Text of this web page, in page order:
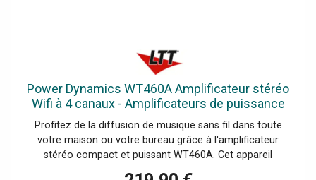
Power Dynamics WT460A Amplificateur stéréo
Wifi à 4 canaux - Amplificateurs de puissance
multicanaux
Profitez de la diffusion de musique sans fil dans toute
votre maison ou votre bureau grâce à l'amplificateur
stéréo compact et puissant WT460A. Cet appareil